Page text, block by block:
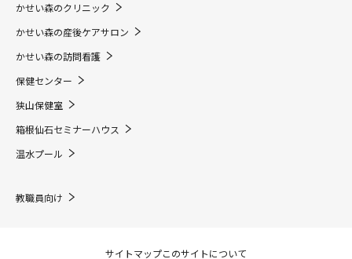
かせい森のクリニック
かせい森の産後ケアサロン
かせい森の訪問看護
保健センター
狭山保健室
箱根仙石セミナーハウス
温水プール
教職員向け
サイトマップこのサイトについて